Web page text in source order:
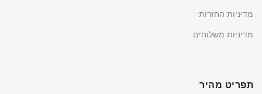
מדיניות החזרות
מדיניות משלוחים
תפריט מהיר